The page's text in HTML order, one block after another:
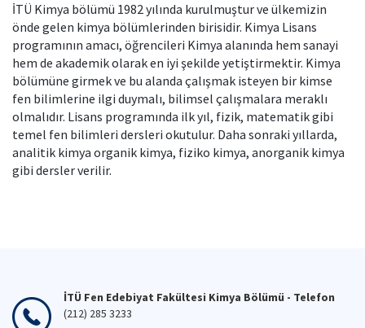
İTÜ Kimya bölümü 1982 yılında kurulmuştur ve ülkemizin
önde gelen kimya bölümlerinden birisidir. Kimya Lisans
programının amacı, öğrencileri Kimya alanında hem sanayi
hem de akademik olarak en iyi şekilde yetiştirmektir. Kimya
bölümüne girmek ve bu alanda çalışmak isteyen bir kimse
fen bilimlerine ilgi duymalı, bilimsel çalışmalara meraklı
olmalıdır. Lisans programında ilk yıl, fizik, matematik gibi
temel fen bilimleri dersleri okutulur. Daha sonraki yıllarda,
analitik kimya organik kimya, fiziko kimya, anorganik kimya
gibi dersler verilir.
İTÜ Fen Edebiyat Fakültesi Kimya Bölümü - Telefon
(212) 285 3233